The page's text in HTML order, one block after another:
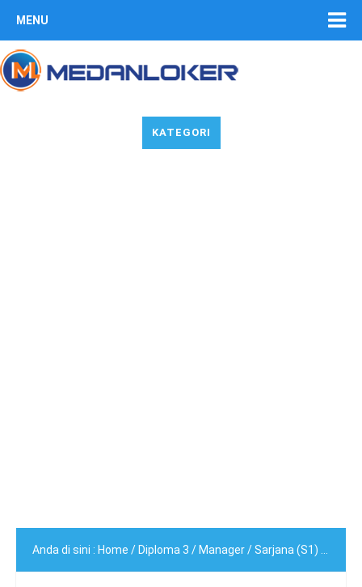
MENU
KATEGORI
Anda di sini : Home / Diploma 3 / Manager/Sarjana (S1)